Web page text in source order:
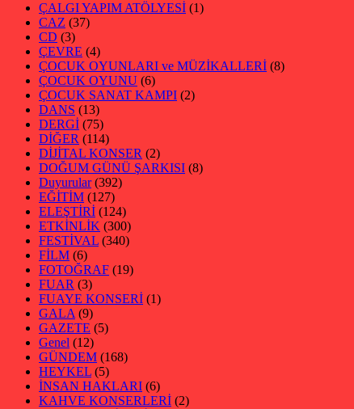
ÇALGI YAPIM ATÖLYESİ (1)
CAZ (37)
CD (3)
ÇEVRE (4)
ÇOCUK OYUNLARI ve MÜZİKALLERİ (8)
ÇOCUK OYUNU (6)
ÇOCUK SANAT KAMPI (2)
DANS (13)
DERGİ (75)
DİĞER (114)
DİJİTAL KONSER (2)
DOĞUM GÜNÜ ŞARKISI (8)
Duyurular(392)
EĞİTİM (127)
ELEŞTİRİ (124)
ETKİNLİK (300)
FESTİVAL (340)
FİLM (6)
FOTOĞRAF (19)
FUAR (3)
FUAYE KONSERİ (1)
GALA (9)
GAZETE (5)
Genel (12)
GÜNDEM (168)
HEYKEL (5)
İNSAN HAKLARI (6)
KAHVE KONSERLERİ (2)